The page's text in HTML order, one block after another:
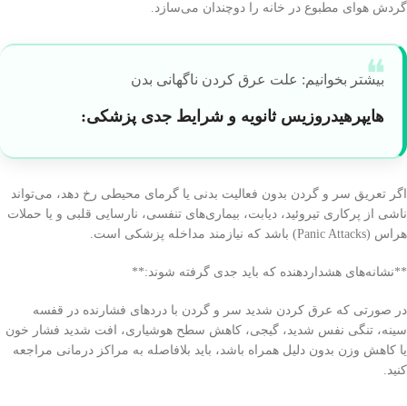
گردش هوای مطبوع در خانه را دوچندان می‌سازد.
بیشتر بخوانیم: علت عرق كردن ناگهانی بدن
هایپرهیدروزیس ثانویه و شرایط جدی پزشکی:
اگر تعریق سر و گردن بدون فعالیت بدنی یا گرمای محیطی رخ دهد، می‌تواند
ناشی از پرکاری تیروئید، دیابت، بیماری‌های تنفسی، نارسایی قلبی و یا حملات
هراس (Panic Attacks) باشد که نیازمند مداخله پزشکی است.
**نشانه‌های هشداردهنده که باید جدی گرفته شوند:**
در صورتی که عرق کردن شدید سر و گردن با دردهای فشارنده در قفسه
سینه، تنگی نفس شدید، گیجی، کاهش سطح هوشیاری، افت شدید فشار خون
یا کاهش وزن بدون دلیل همراه باشد، باید بلافاصله به مراکز درمانی مراجعه
کنید.